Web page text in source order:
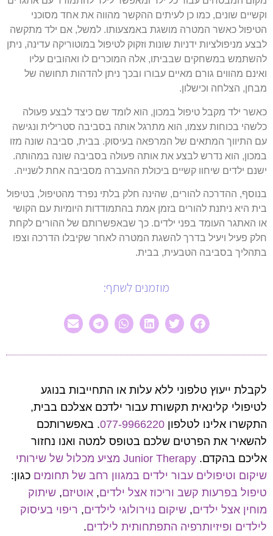
וקשיים שונים, כמו כן לעיתים ההקשר מהווה את אחד מסוכני
הטיפול כאשר המטרה מושגת באמצעותו. למשל, אם ילד מתקשה
לבצע מניפולציות ידניות שונות וזקוק לטיפול במוטוריקה עדינה, ניתן
להשתמש במשחקים שבביתו, אלה המוכרים לו ואהובים עליו
ואינם מהווים גורם מאיים עבורו ובכך ניתן להדהות תחושה של
מבחן, הצלחה וכישלון.
כאשר ילד מקבל טיפול במכון, הוא לומד שם כיצד לבצע פעולה
כלשהי בכוחות עצמו, הוא מתרגל אותה בסביבה סטרילית ונגישה
עם התיווך המתאים של המרפאה בעיסוק. בבית, סביבה שונה מזו
במכון, הוא נדרש לבצע את אותה פעולה בסביבה שונה במהותה.
ישנם ילדים שיחוו קשיים ביכולת ההעברה מסביבה אחת לשנייה.
בנוסף, ההדרכה להורים, שהינה חלק בלתי נפרד מהטיפול, בטיפול
בית היא ניתנת להורים בזמן אמת בהתמודדות היומיות עם הקושי
או האתגר העומד בפני ילדים. כך שבאפשרותם של ההורים לקחת
חלק פעיל ויעיל בדרך להשגת המטרה לאחר שקיבלו הדרכה וצפו
בתהליך בסביבה הטבעית, בבית.
מוזמנים לשתף:
לקבלת ייעוץ טלפוני ללא עלות או התחייבות בנוגע
לטיפולי קלינאית תקשורת עבור ילדכם אצלכם בבית,
התקשרו אלינו לטלפון 077-9966220. באפשרותכם
להשאיר את הפרטים שלכם בטופס למטה ואנו נחזור
אליכם בהקדם.
Junior Therapy מציע מכלול של שירותי
שיקום וטיפולים עבור ילדים במגוון רחב של תחומים כגון:
טיפול בפרעות קשב וריכוז אצל ילדים, אוטיזם, שיתוק
מוחין אצל ילדים, שיקום נוירולוגי לילדים, ריפוי בעיסוק
לילדים ופיזיותרפיה התפתחותית לילדים.